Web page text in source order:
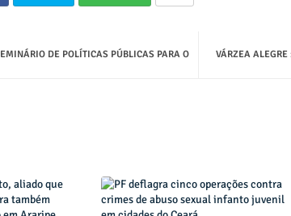
VÁRZEA
DE POLÍTICAS PÚBLICAS PARA O